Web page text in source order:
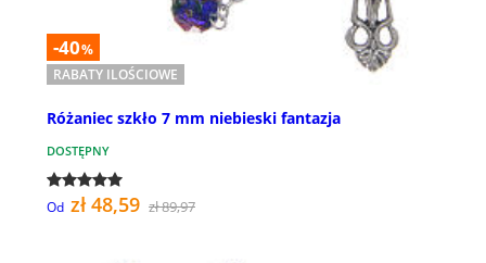
-40%
RABATY ILOŚCIOWE
Różaniec szkło 7 mm niebieski fantazja
DOSTĘPNY
Od zł 48,59 zł 89,97